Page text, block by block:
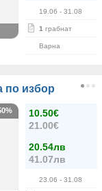
19.06 - 31.08
1 грабнат
Варна
по избор
10.50€
21.00€
20.54лв
41.07лв
23.06 - 31.08